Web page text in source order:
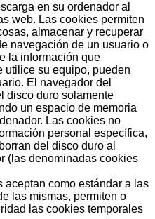
en su ordenador al
web. Las cookies permiten
almacenar y recuperar
navegación de un usuario o
la información que
utilice su equipo, pueden
El navegador del
disco duro solamente
un espacio de memoria
Las cookies no
personal específica,
del disco duro al
(las denominadas cookies
aceptan como estándar a las
las mismas, permiten o
las cookies temporales